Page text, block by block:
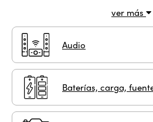
ver más
Audio
Baterías, carga,